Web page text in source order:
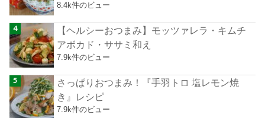
8.4k件のビュー
【ヘルシーおつまみ】モッツァレラ・キムチ
アボカド・ササミ和え
7.9k件のビュー
さっぱりおつまみ！『手羽トロ 塩レモン焼
き』レシピ
7.9k件のビュー